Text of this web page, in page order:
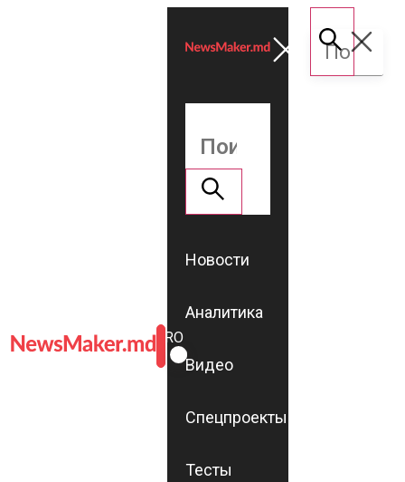
ROMÂNĂ
RU
Новости
Аналитика
Видео
Спецпроекты
Тесты